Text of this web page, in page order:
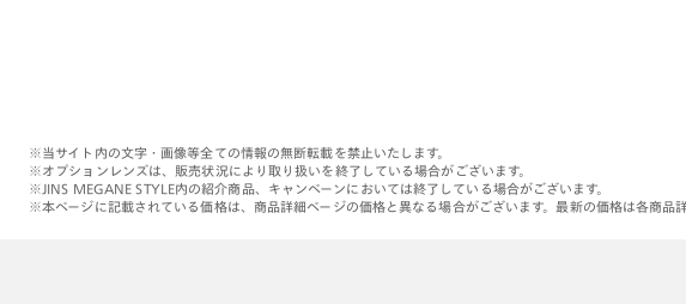
※当サイト内の文字・画像等全ての情報の無断転載を禁止いたします。
※オプションレンズは、販売状況により取り扱いを終了している場合がございます。
※JINS MEGANE STYLE内の紹介商品、キャンペーンにおいては終了している場合がございます。
※本ページに記載されている価格は、商品詳細ページの価格と異なる場合がございます。最新の価格は各商品